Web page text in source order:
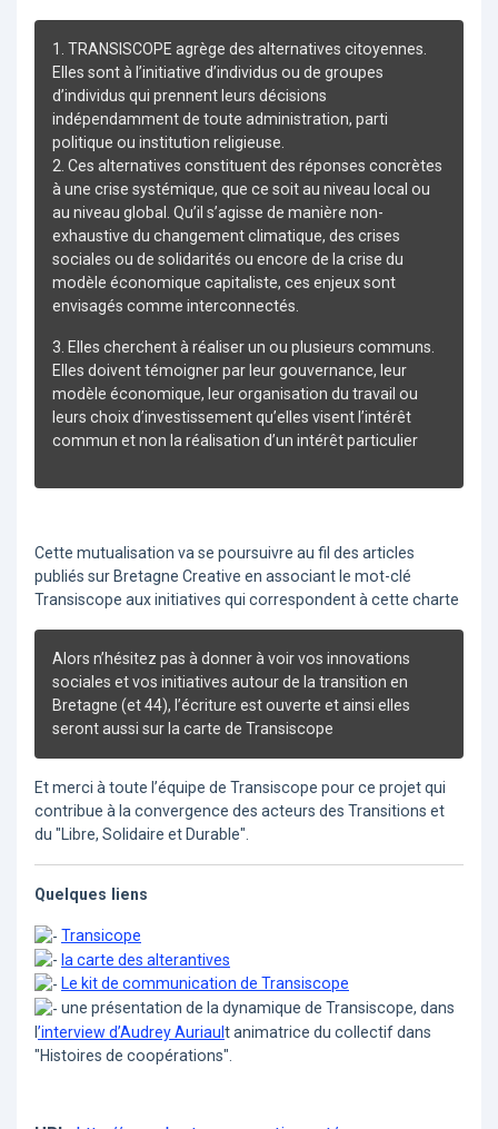
1. TRANSISCOPE agrège des alternatives citoyennes.
Elles sont à l’initiative d’individus ou de groupes
d’individus qui prennent leurs décisions
indépendamment de toute administration, parti
politique ou institution religieuse.
2. Ces alternatives constituent des réponses concrètes
à une crise systémique, que ce soit au niveau local ou
au niveau global. Qu’il s’agisse de manière non-
exhaustive du changement climatique, des crises
sociales ou de solidarités ou encore de la crise du
modèle économique capitaliste, ces enjeux sont
envisagés comme interconnectés.
3. Elles cherchent à réaliser un ou plusieurs communs.
Elles doivent témoigner par leur gouvernance, leur
modèle économique, leur organisation du travail ou
leurs choix d’investissement qu’elles visent l’intérêt
commun et non la réalisation d’un intérêt particulier
Cette mutualisation va se poursuivre au fil des articles
publiés sur Bretagne Creative en associant le mot-clé
Transiscope aux initiatives qui correspondent à cette charte
Alors n’hésitez pas à donner à voir vos innovations
sociales et vos initiatives autour de la transition en
Bretagne (et 44), l’écriture est ouverte et ainsi elles
seront aussi sur la carte de Transiscope
Et merci à toute l’équipe de Transiscope pour ce projet qui
contribue à la convergence des acteurs des Transitions et
du "Libre, Solidaire et Durable".
Quelques liens
Transicope
la carte des alterantives
Le kit de communication de Transiscope
une présentation de la dynamique de Transiscope, dans
’interview d’Audrey Auriaul t animatrice du collectif dans
"Histoires de coopérations".